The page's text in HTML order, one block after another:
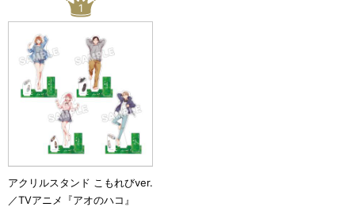
1
アクリルスタンド こもれびver.
／TVアニメ『アオのハコ』